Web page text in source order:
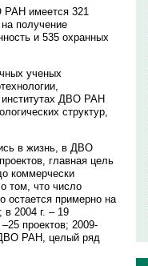
РАН имеется 321
получение
и 535 охранных
ученых
институтах ДВО РАН
структур,
в жизнь, в ДВО
главная цель
коммерчески
том, что число
остается примерно на
2004 г. – 19
–25 проектов; 2009-
ДВО РАН, целый ряд